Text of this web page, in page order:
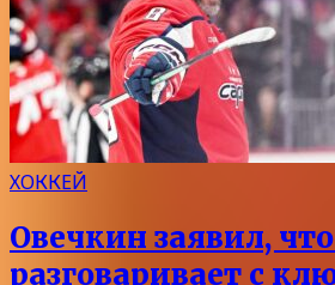
ХОККЕЙ
Овечкин заявил,
разговаривает с